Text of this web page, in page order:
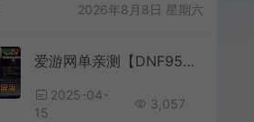
2026年8月8日 星期六
爱游网单亲测【DNF95逐龙】宽屏单机版带女鬼剑女圣职者超时空普雷永恒大陆机械七战神黑鸦之境希洛克奥茨玛四小龙巴卡尔 未加密PVF图文攻略GM工具包视频安装教学虚拟机一键端
2025-04-
15
3,057